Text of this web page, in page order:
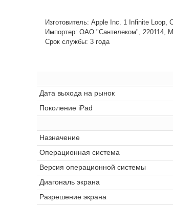
Изготовитель: Apple Inc. 1 Infinite Loop,
Импортер: ОАО "Сантелеком", 220114,
Срок службы: 3 года
Дата выхода на рынок
Поколение iPad
Назначение
Операционная система
Версия операционной системы
Диагональ экрана
Разрешение экрана